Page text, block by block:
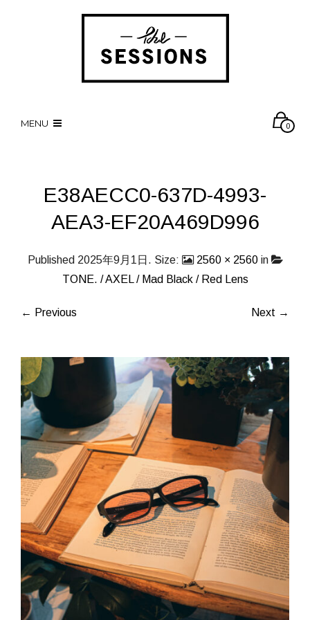
MENU 0
E38AECC0-637D-4993-
AEA3-EF20A469D996
Published 2025年9月1日 . Size: 2560 × 2560in
TONE. / AXEL / Mad Black / Red Lens
← Previous Next →